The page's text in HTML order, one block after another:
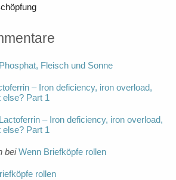
Fleisch und Sonne
– Iron deficiency, iron overload,
Part 1
Lactoferrin – Iron deficiency, iron overload,
Part 1
beiWenn Briefköpfe rollen
rollen